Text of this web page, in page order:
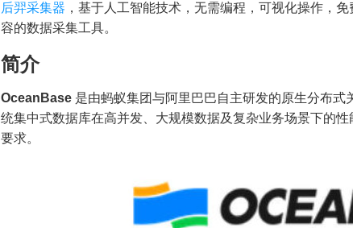
后羿采集器 ，基于人工智能技术，无需编程，可视化操作，
容的数据采集工具。
简介
OceanBase 是由蚂蚁集团与阿里巴巴自主研发的原生分布
统集中式数据库在高并发、大规模数据及复杂业务场景下的
要求。